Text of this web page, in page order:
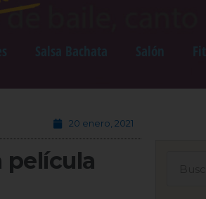
20 enero, 2021
película